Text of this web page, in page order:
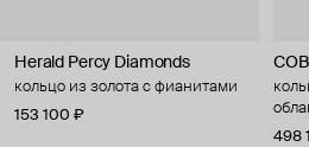
Herald Percy Diamonds
кольцо из золота с фианитами
153 100 ₽
498